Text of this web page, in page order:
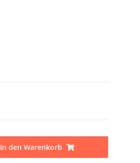
In den Warenkorb